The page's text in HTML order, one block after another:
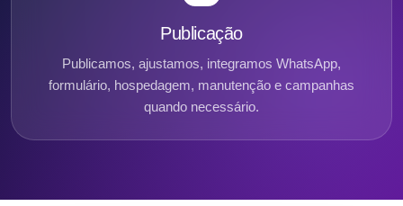
Publicação
Publicamos, ajustamos, integramos WhatsApp,
formulário, hospedagem, manutenção e campanhas
quando necessário.